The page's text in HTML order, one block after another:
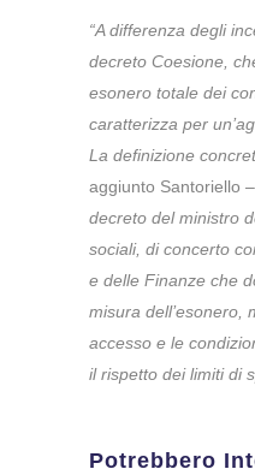
“A differenza degli
decreto Coesione,
esonero totale dei
caratterizza per
La definizione
aggiunto Santoriello –
decreto del ministro
sociali, di concerto
e delle Finanze che
misura dell’esonero,
accesso e le
il rispetto dei limiti di
Potrebbero